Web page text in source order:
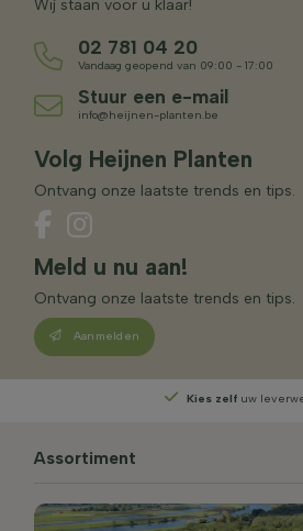
Wij staan voor u klaar!
02 781 04 20
Vandaag geopend van 09:00 - 17:00
Stuur een e-mail
info@heijnen-planten.be
Volg Heijnen Planten
Ontvang onze laatste trends en tips.
Meld u nu aan!
Ontvang onze laatste trends en tips.
Aanmelden
Kies zelf uw
Assortiment